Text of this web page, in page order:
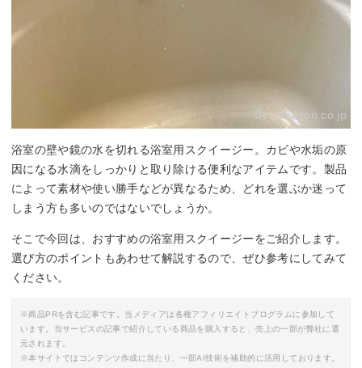
By:amazon.co.jp
浴室の壁や鏡の水を切れる浴室用スクイージー。カビや水垢の原
因になる水滴をしっかりと取り除ける便利なアイテムです。製品
によって素材や使い勝手などが異なるため、どれを選ぶか迷って
しまう方も多いのではないでしょうか。
そこで今回は、おすすめの浴室用スクイージーをご紹介します。
選び方のポイントもあわせて解説するので、ぜひ参考にしてみて
ください。
※商品PRを含む記事です。当メディアは各種アフィリエイトプログラムに参加して
います。当サービスの記事で紹介している商品を購入すると、売上の一部が弊社に還
元されます。
※本サイトではコンテンツ作成に当たり、一部AI技術を補助的に活用しております。